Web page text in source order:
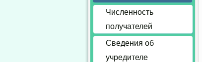
Численность
получателей
Сведения об
учредителе